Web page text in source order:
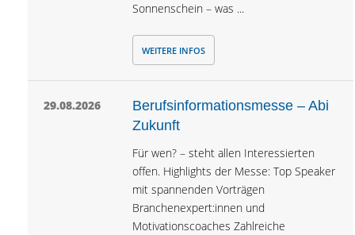
Sonnenschein – was ...
WEITERE INFOS
29.08.2026
Berufsinforma­tionsmesse – Abi
Zukunft
Für wen? – steht allen Interessierten
offen. Highlights der Messe: Top Speaker
mit spannenden Vorträgen
Branchenexpert:innen und
Motivationscoaches Zahlreiche